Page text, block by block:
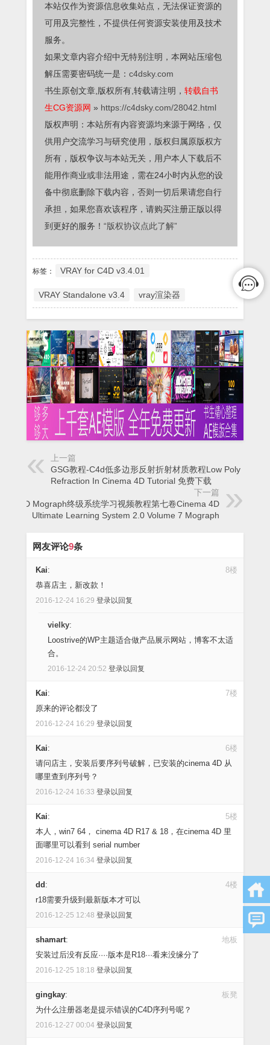
本站仅作为资源信息收集站点，无法保证资源的
可用及完整性，不提供任何资源安装使用及技术
服务。
如果文章内容介绍中无特别注明，本网站压缩包
解压需要密码统一是： c4dsky.com
书生原创文章,版权所有,转载请注明， 转载自书
生CG资源网 » https://c4dsky.com/28042.html
版权声明：本站所有内容资源均来源于网络，仅
供用户交流学习与研究使用，版权归属原版权方
所有，版权争议与本站无关，用户本人下载后不
能用作商业或非法用途，需在24小时内从您的设
备中彻底删除下载内容，否则一切后果请您自行
承担，如果您喜欢该程序，请购买注册正版以得
到更好的服务！ “版权协议点此了解”
标签： VRAY for C4D v3.4.01
VRAY Standalone v3.4 vray渲染器
上一篇
GSG教程-C4d低多边形反射折射材质教程Low Poly
Refraction In Cinema 4D Tutorial 免费下载
下一篇
C4D Mograph终级系统学习视频教程第七卷Cinema 4D
Ultimate Learning System 2.0 Volume 7 Mograph
网友评论9条
8楼
Kai:
恭喜店主，新改款！
2016-12-24 16:29 登录以回复
vielky:
Loostrive的WP主题适合做产品展示网站，博客不太适
合。
2016-12-24 20:52 登录以回复
7楼
Kai:
原来的评论都没了
2016-12-24 16:29 登录以回复
6楼
Kai:
请问店主，安装后要序列号破解，已安装的cinema 4D 从
哪里查到序列号？
2016-12-24 16:33 登录以回复
5楼
Kai:
本人，win7 64， cinema 4D R17 & 18，在cinema 4D 里
面哪里可以看到 serial number
2016-12-24 16:34 登录以回复
4楼
dd :
r18需要升级到最新版本才可以
2016-12-25 12:48 登录以回复
地板
shamart:
安装过后没有反应····版本是R18···看来没缘分了
2016-12-25 18:18 登录以回复
板凳
gingkay:
为什么注册器老是提示错误的C4D序列号呢？
2016-12-27 00:04 登录以回复